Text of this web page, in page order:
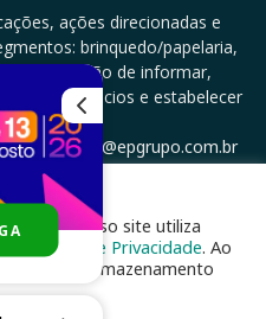
ações direcionadas e
brinquedo/papelaria,
a missão de informar,
de negócios e estabelecer
atendimento@epgrupo.com.br
nosso site utiliza
Política de Privacidade. Ao
com o armazenamento